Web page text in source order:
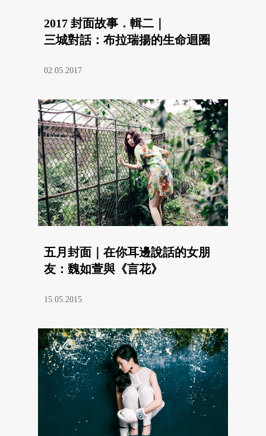
2017 封面故事．輯二｜
三城對話：布拉瑞揚的生命迴圈
02.05.2017
五月封面｜在你耳邊說話的女朋
友：魏如萱與《言花》
15.05.2015